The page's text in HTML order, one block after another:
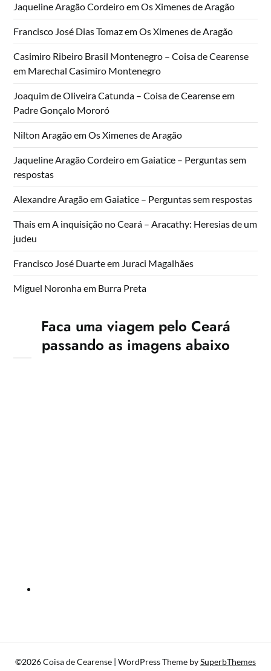
Jaqueline Aragão CordeiroemOs Ximenes de Aragão
Francisco José Dias TomazemOs Ximenes de Aragão
Casimiro Ribeiro Brasil Montenegro – Coisa de Cearense
em Marechal Casimiro Montenegro
Joaquim de Oliveira Catunda – Coisa de Cearenseem
Padre Gonçalo Mororó
Nilton AragãoemOs Ximenes de Aragão
Jaqueline Aragão CordeiroemGaiatice – Perguntas sem
respostas
Alexandre AragãoemGaiatice – Perguntas sem respostas
ThaisemA inquisição no Ceará – Aracathy: Heresias de um
judeu
Francisco José Duarteem Juraci Magalhães
Miguel Noronhaem Burra Preta
Faca uma viagem pelo Ceará
passando as imagens abaixo
©2026 Coisa de Cearense | WordPress Theme bySuperbThemes